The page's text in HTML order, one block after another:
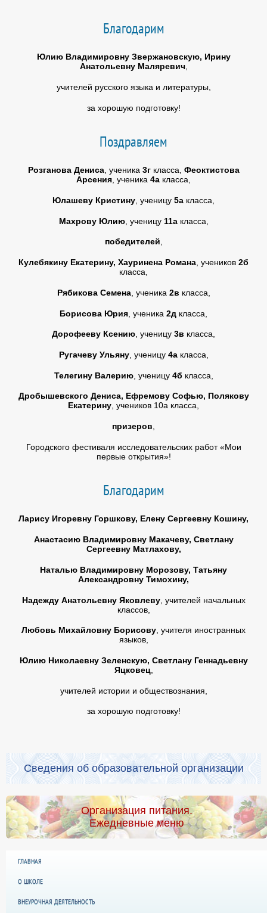
Благодарим
Юлию Владимировну Звержановскую, Ирину
Анатольевну Маляревич,
учителей русского языка и литературы,
за хорошую подготовку!
Поздравляем
Розганова Дениса, ученика 3гкласса, Феоктистова
Арсения , ученика 4а класса,
Юлашеву Кристину , ученицу 5а класса,
Махрову Юлию, ученицу 11акласса,
победителей,
Кулебякину Екатерину, Хауринена Романа , учеников 2б
класса,
Рябикова Семена, ученика 2в класса,
Борисова Юрия , ученика 2д класса,
Дорофееву Ксению, ученицу 3в класса,
Ругачеву Ульяну, ученицу4акласса,
Телегину Валерию, ученицу 4б класса,
Дробышевского Дениса, Ефремову Софью, Полякову
Екатерину, учеников 10а класса,
призеров
Городского фестиваля исследовательских работ «Мои
первые открытия»!
Благодарим
Ларису Игоревну Горшкову, Елену Сергеевну Кошину,
Анастасию Владимировну Макачеву, Светлану
Сергеевну Матлахову,
Наталью Владимировну Морозову, Татьяну
Александровну Тимохину,
Надежду Анатольевну Яковлеву, учителей начальных
классов,
Любовь Михайловну Борисову, учителя иностранных
языков,
Юлию Николаевну Зеленскую, Светлану Геннадьевну
Яцковец,
учителей истории и обществознания,
за хорошую подготовку!
Сведения об образовательной организации
Организация питания.
Ежедневные меню
ГЛАВНАЯ
О ШКОЛЕ
ВНЕУРОЧНАЯ ДЕЯТЕЛЬНОСТЬ